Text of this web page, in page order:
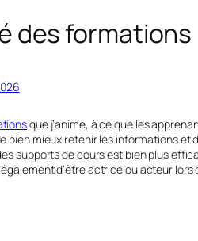
des formations
que j’anime, à ce que les
bien mieux retenir les informations et
supports de cours est bien plus
d’être actrice ou acteur lors